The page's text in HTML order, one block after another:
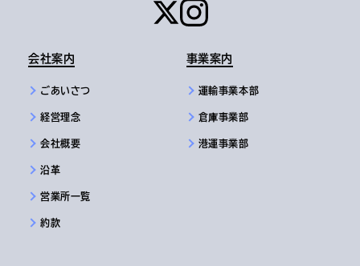
会社案内
ごあいさつ
経営理念
会社概要
沿革
営業所一覧
約款
事業案内
運輸事業本部
倉庫事業部
港運事業部